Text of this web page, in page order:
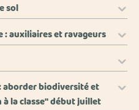
sol
auxiliaires et ravageurs
aborder biodiversité et
la classe" début juillet